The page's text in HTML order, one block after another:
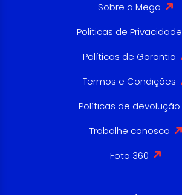
Sobre a Mega
Politicas de Privacidade
Políticas de Garantia
Termos e Condições
Políticas de devolução
Trabalhe conosco
Foto 360